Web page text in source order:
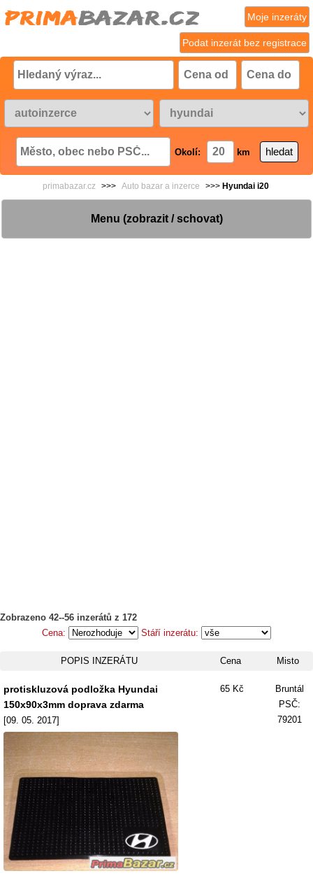
Podat inzerát bez registrace
Moje inzeráty
Okolí: km
primabazar.cz >>> Auto bazar a inzerce >>> Hyundai i20
Menu (zobrazit / schovat)
Zobrazeno 42--56 inzerátů z 172
Cena:
Stáří inzerátu:
POPIS INZERÁTU Cena Misto
protiskluzová podložka Hyundai
150x90x3mm doprava zdarma
[09. 05. 2017]
65 Kč
Bruntál
PSČ:
79201